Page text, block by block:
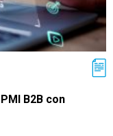
B2B con